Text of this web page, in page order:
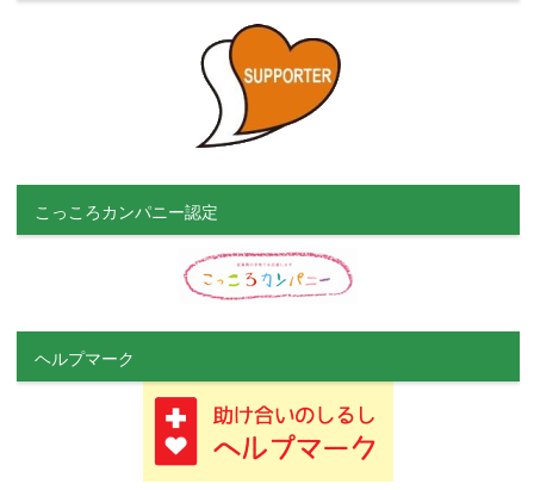
こっころカンパニー認定
ヘルプマーク